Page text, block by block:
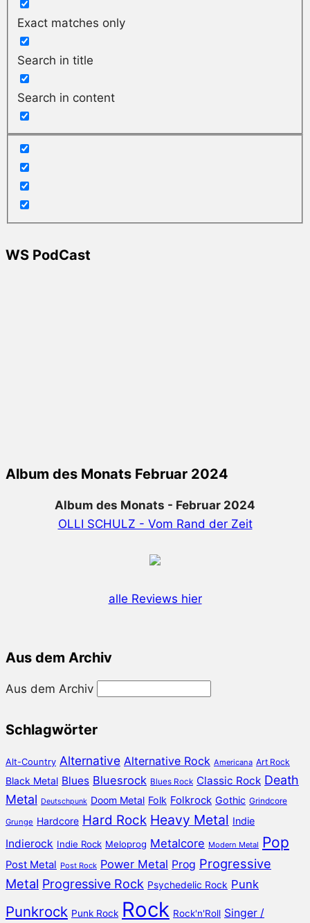
Exact matches only
Search in title
Search in content
WS PodCast
Album des Monats Februar 2024
Album des Monats - Februar 2024
OLLI SCHULZ - Vom Rand der Zeit
alle Reviews hier
Aus dem Archiv
Aus dem Archiv
Schlagwörter
Alt-Country Alternative Alternative Rock Americana Art Rock
Black Metal Blues Bluesrock Blues Rock Classic Rock Death
Metal Deutschpunk Doom Metal Folk Folkrock Gothic Grindcore
Grunge Hardcore Hard Rock Heavy Metal Indie
Indierock Indie Rock Meloprog Metalcore Modern Metal Pop
Post Metal Post Rock Power Metal Prog Progressive
Metal Progressive Rock Psychedelic Rock Punk
Punkrock Punk Rock Rock Rock'n'Roll Singer /